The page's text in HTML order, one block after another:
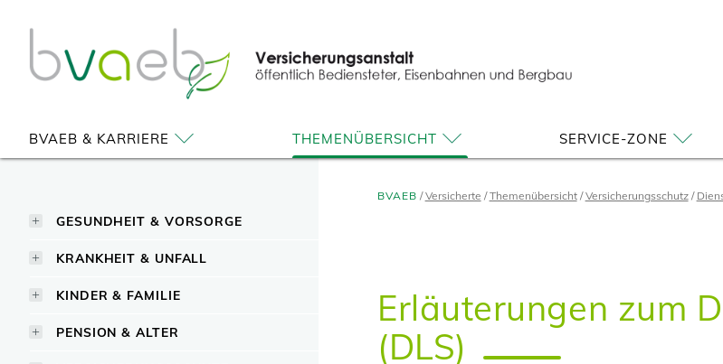
springen
BVAEB & KARRIERE THEMENÜBERSICHT SERVICE-ZONE
GESUNDHEIT & VORSORGE
KRANKHEIT & UNFALL
KINDER & FAMILIE
PENSION & ALTER
BVAEB Versicherte Themenübersicht Versicherungsschutz
Erläuterungen zum
(DLS)